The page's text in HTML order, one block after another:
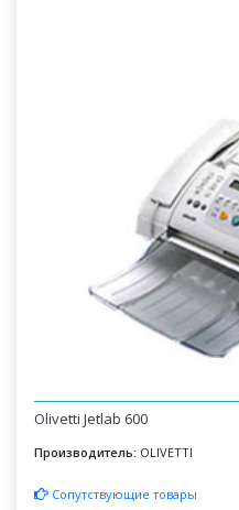
Olivetti Jetlab 600
Производитель: OLIVETTI
Сопутствующие товары